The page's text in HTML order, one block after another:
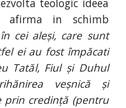
teologic ideea
afirma in schimb
cei aleși, care sunt
ei au fost împăcati
Tatăl, Fiul și Duhul
veșnică și
prin credință (pentru